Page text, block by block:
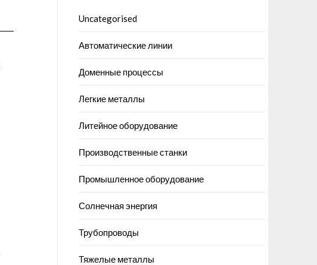
Uncategorised
Автоматические линии
Доменные процессы
Легкие металлы
Литейное оборудование
Производственные станки
Промышленное оборудование
Солнечная энергия
Трубопроводы
Тяжелые металлы